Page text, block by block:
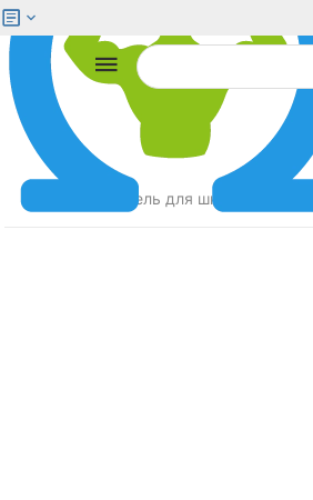
Мебель для школьников
Меню